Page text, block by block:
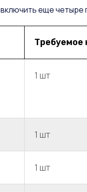
еще четыре
Требуемое
1 шт
1 шт
1 шт